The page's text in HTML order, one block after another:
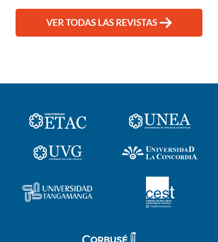
VER TODAS LAS REVISTAS